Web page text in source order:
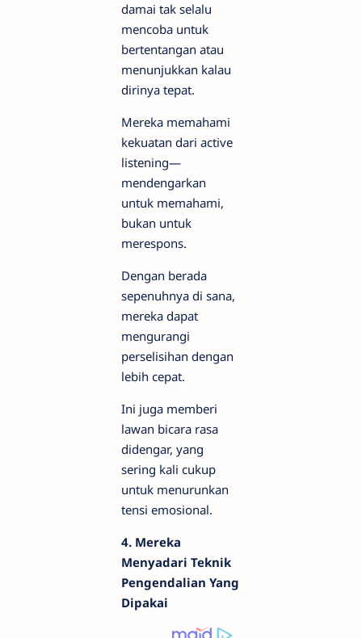
damai tak selalu
mencoba untuk
bertentangan atau
menunjukkan kalau
dirinya tepat.
Mereka memahami
kekuatan dari active
listening—
mendengarkan
untuk memahami,
bukan untuk
merespons.
Dengan berada
sepenuhnya di sana,
mereka dapat
mengurangi
perselisihan dengan
lebih cepat.
Ini juga memberi
lawan bicara rasa
didengar, yang
sering kali cukup
untuk menurunkan
tensi emosional.
4. Mereka
Menyadari Teknik
Pengendalian Yang
Dipakai